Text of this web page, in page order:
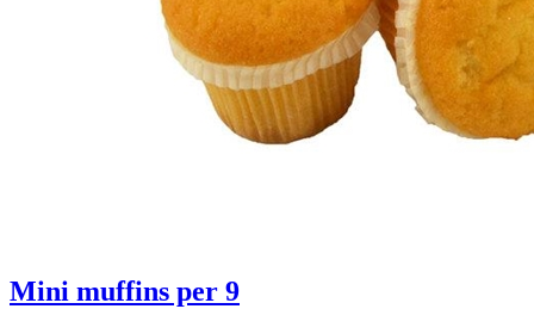
Mini muffins per 9